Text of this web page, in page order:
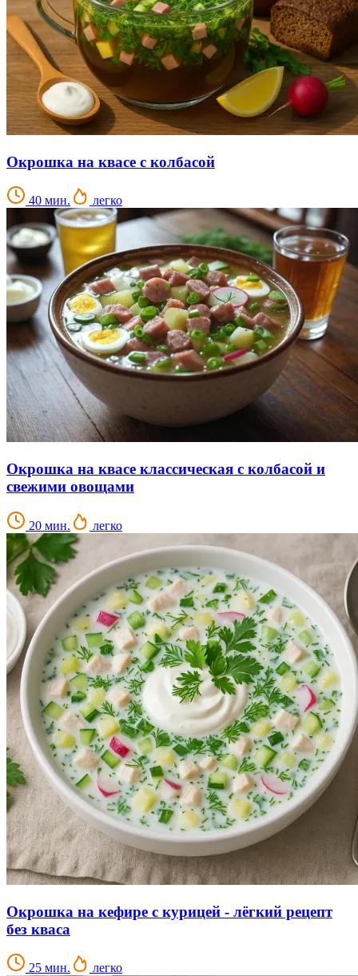
Окрошка на квасе с колбасой
40 мин. легко
Окрошка на квасе классическая с колбасой и
свежими овощами
20 мин. легко
Окрошка на кефире с курицей - лёгкий рецепт
без кваса
25 мин. легко